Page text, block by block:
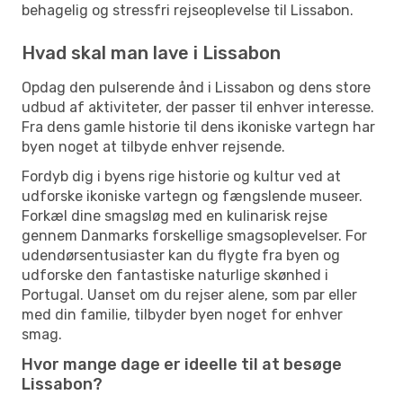
behagelig og stressfri rejseoplevelse til Lissabon.
Hvad skal man lave i Lissabon
Opdag den pulserende ånd i Lissabon og dens store
udbud af aktiviteter, der passer til enhver interesse.
Fra dens gamle historie til dens ikoniske vartegn har
byen noget at tilbyde enhver rejsende.
Fordyb dig i byens rige historie og kultur ved at
udforske ikoniske vartegn og fængslende museer.
Forkæl dine smagsløg med en kulinarisk rejse
gennem Danmarks forskellige smagsoplevelser. For
udendørsentusiaster kan du flygte fra byen og
udforske den fantastiske naturlige skønhed i
Portugal. Uanset om du rejser alene, som par eller
med din familie, tilbyder byen noget for enhver
smag.
Hvor mange dage er ideelle til at besøge
Lissabon?